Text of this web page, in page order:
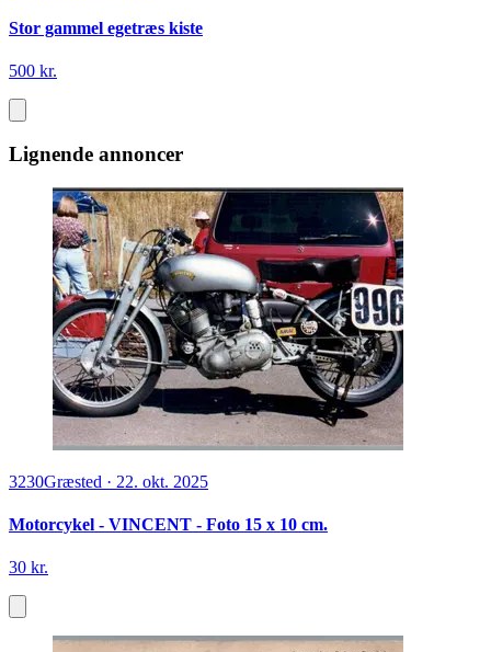
Stor gammel egetræs kiste
500 kr.
Lignende annoncer
3230Græsted · 22. okt. 2025
Motorcykel - VINCENT - Foto 15 x 10 cm.
30 kr.